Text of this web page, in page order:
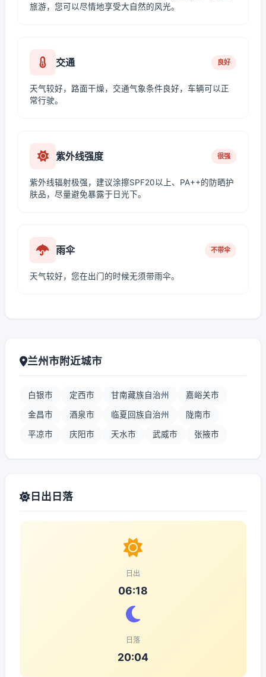
旅游，您可以尽情地享受大自然的风光。
交通 良好
天气较好，路面干燥，交通气象条件良好，车辆可以正
常行驶。
紫外线强度 很强
紫外线辐射极强，建议涂擦SPF20以上、PA++的防晒护
肤品，尽量避免暴露于日光下。
雨伞 不带伞
天气较好，您在出门的时候无须带雨伞。
兰州市附近城市
白银市 定西市 甘南藏族自治州 嘉峪关市
金昌市 酒泉市 临夏回族自治州 陇南市
平凉市 庆阳市 天水市 武威市 张掖市
日出日落
日出
06:18
日落
20:04